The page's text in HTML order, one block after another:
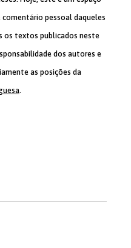
pessoal daqueles
os textos publicados neste
dos autores e
as posições da
.